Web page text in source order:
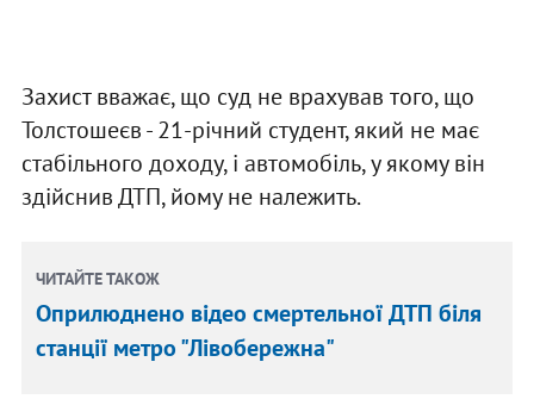
Захист вважає, що суд не врахував того, що
Толстошеєв - 21-річний студент, який не має
стабільного доходу, і автомобіль, у якому він
здійснив ДТП, йому не належить.
ЧИТАЙТЕ ТАКОЖ
Оприлюднено відео смертельної ДТП біля
станції метро "Лівобережна"